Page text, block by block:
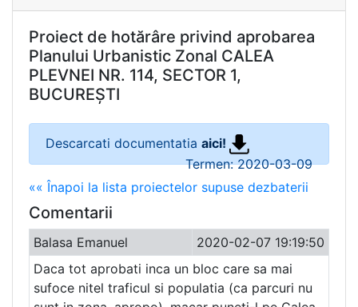
Proiect de hotărâre privind aprobarea
Planului Urbanistic Zonal CALEA
PLEVNEI NR. 114, SECTOR 1,
BUCUREȘTI
Descarcati documentatia aici!
Termen: 2020-03-09
«« Înapoi la lista proiectelor supuse dezbaterii
Comentarii
Balasa Emanuel
2020-02-07 19:19:50
Daca tot aprobati inca un bloc care sa mai
sufoce nitel traficul si populatia (ca parcuri nu